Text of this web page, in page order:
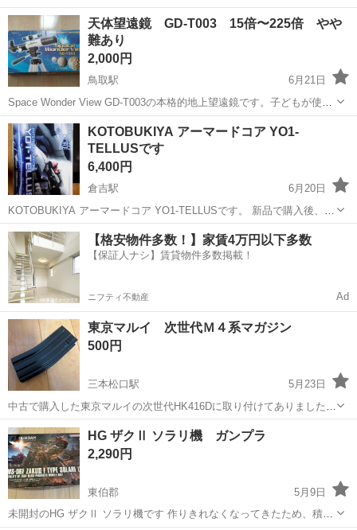
天体望遠鏡 GD-T003 15倍〜225倍 やや
難あり
2,000円
鳥取駅
6月21日
Space Wonder View GD-T003の本格的地上望遠鏡です。子どもが使わ
なくなったので出品します。やや難としているのは、概ね部品は揃っ
ているのですが、接眼レンズ部分に部品が足りないのか、固定がしっ
かりできないた...
鳥取 鳥取市 模型、プラモデル
KOTOBUKIYA アーマードコア YO1-
TELLUSです
6,400円
倉吉駅
6月20日
KOTOBUKIYA アーマードコア YO1-TELLUSです。 新品で購入後、保
管しておりました。 【ブランド】KOTOBUKIYA 【カテゴリ】ロボッ
ト 【商品の状態】未使用
鳥取 倉吉市 倉吉駅 模型、プラモデル アーマードコア
【格安物件多数！】家賃4万円以下多数
【保証人ナシ】賃貸物件多数掲載！
ニフティ不動産 Ad
東京マルイ 次世代Ｍ４系マガジン
500円
三本松口駅
5月23日
中古で購入した東京マルイの次世代HK416Dに取り付けてありました
が、マガジンロックが固く専用品ではなさそうです。 もともとタンカ
ラーでしたが、マットブラックに塗装しました。 使用に問題ありませ
ん。
鳥取 米子市 三本松口駅 模型、プラモデル
HG ザクⅡ ソラリ機 ガンプラ
2,290円
東伯郡
5月9日
未開封のHG ザクⅡ ソラリ機です 作りきれなくなってきたため、積み